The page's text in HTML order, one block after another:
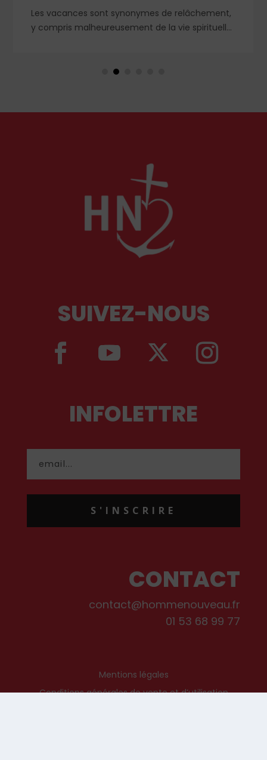
Les vacances sont synonymes de relâchement,
y compris malheureusement de la vie spirituelle.
Jésus, celui que nous ne trouverons qu'en Dieu ?
SUIVEZ-NOUS
INFOLETTRE
S'INSCRIRE
CONTACT
contact@hommenouveau.fr
01 53 68 99 77
Mentions légales
Conditions générales de vente et d’utilisation